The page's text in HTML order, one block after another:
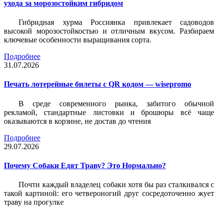
ухода за морозостойким гибридом
Гибридная хурма Россиянка привлекает садоводов
высокой морозостойкостью и отличным вкусом. Разбираем
ключевые особенности выращивания сорта.
Подробнее
31.07.2026
Печать лотерейные билеты c QR кодом — wisepromo
В среде современного рынка, забитого обычной
рекламой, стандартные листовки и брошюры всё чаще
оказываются в корзине, не достав до чтения
Подробнее
29.07.2026
Почему Собаки Едят Траву? Это Нормально?
Почти каждый владелец собаки хотя бы раз сталкивался с
такой картиной: его четвероногий друг сосредоточенно жует
траву на прогулке